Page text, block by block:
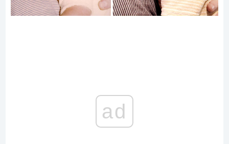
ad